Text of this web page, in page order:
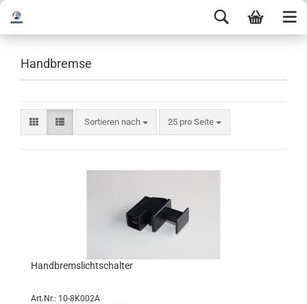
Handbremse
Sortieren nach 25 pro Seite
Handbremslichtschalter
Art.Nr.: 10-8K002A